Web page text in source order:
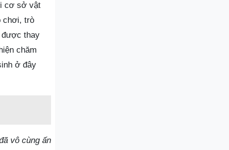
cơ sở vật
chơi, trò
được thay
chăm
ở đây
vô cùng ấn